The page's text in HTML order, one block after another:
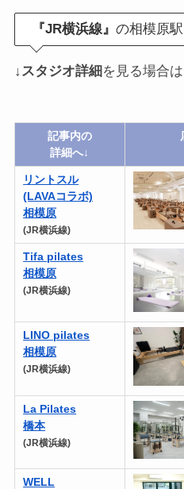
『JR横浜線』の相模原駅
↓スタジオ詳細を見る場合
記事内の
詳細へ↓
リントスル
(LAVAコラボ)
相模原
(JR横浜線)
Tifa pilates
相模原
(JR横浜線)
LINO pilates
相模原
(JR横浜線)
La Pilates
橋本
(JR横浜線)
WELL